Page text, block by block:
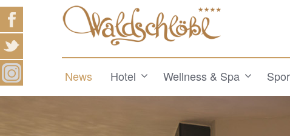
News Hotel Wellness & Spa